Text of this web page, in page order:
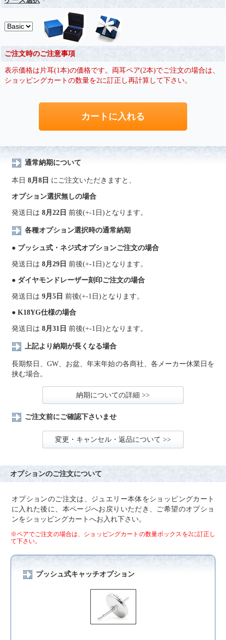
ご注文時のご注意事項
表示価格は片耳(1本)の価格です。両耳ペア(2本)でご注文の場合は、
ショッピングカートの数量を2に訂正し再計算して下さい。
通常納期について
本日 8月8日 にご注文いただきますと、
オプション選択無しの場合
発送日は 8月22日 前後(+-1日)となります。
各種オプション選択時の通常納期
● プッシュ式・ネジ式オプションご注文の場合
発送日は 8月29日 前後(+-1日)となります。
● ダイヤモンドレーザー刻印ご注文の場合
発送日は 9月5日 前後(+-1日)となります。
● K18YG仕様の場合
発送日は 8月31日 前後(+-1日)となります。
上記より納期が長くなる場合
長期祭日、GW、お盆、年末年始の各商社、各メーカー休業日を
挟む場合。
納期についての詳細 >>
ご注文前にご確認下さいませ
変更・キャンセル・返品について >>
オプションのご注文について
オプションのご注文は、ジュエリー本体をショッピングカート
に入れた後に、本ページへお戻りいただき、ご希望のオプショ
ンをショッピングカートへお入れ下さい。
※ペアでご注文の場合は、ショッピングカートの数量ボックスを2に訂正し
て下さい。
プッシュ式キャッチオプション